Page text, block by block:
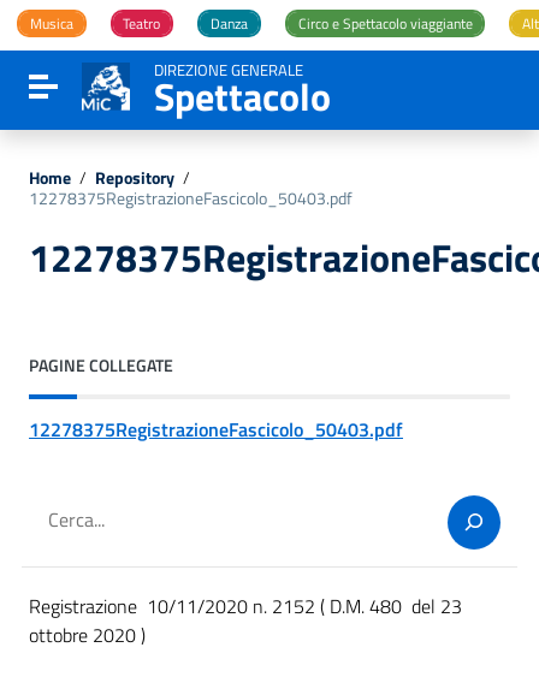
Vai ai contenuti
Vai al menu di navigazione
Vai al footer
Musica Teatro Danza Circo e Spettacolo viaggiante
Attiva / disattiva la navigazione
DIREZIONE GENERALE
Spettacolo
Home / Repository /
12278375RegistrazioneFascicolo_50403.pdf
PAGINE COLLEGATE
12278375RegistrazioneFascicolo_50403.pdf
Cerca
Registrazione 10/11/2020 n. 2152 ( D.M. 480 del 23
ottobre 2020 )